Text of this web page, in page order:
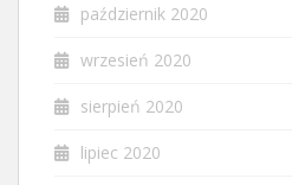
październik 2020
wrzesień 2020
sierpień 2020
lipiec 2020